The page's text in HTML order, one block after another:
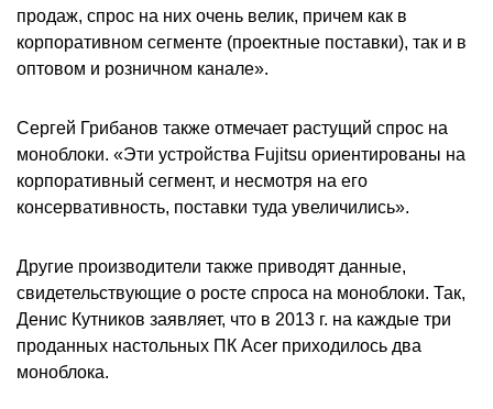
продаж, спрос на них очень велик, причем как в
корпоративном сегменте (проектные поставки), так и в
оптовом и розничном канале».
Сергей Грибанов также отмечает растущий спрос на
моноблоки. «Эти устройства Fujitsu ориентированы на
корпоративный сегмент, и несмотря на его
консервативность, поставки туда увеличились».
Другие производители также приводят данные,
свидетельствующие о росте спроса на моноблоки. Так,
Денис Кутников заявляет, что в 2013 г. на каждые три
проданных настольных ПК Acer приходилось два
моноблока.